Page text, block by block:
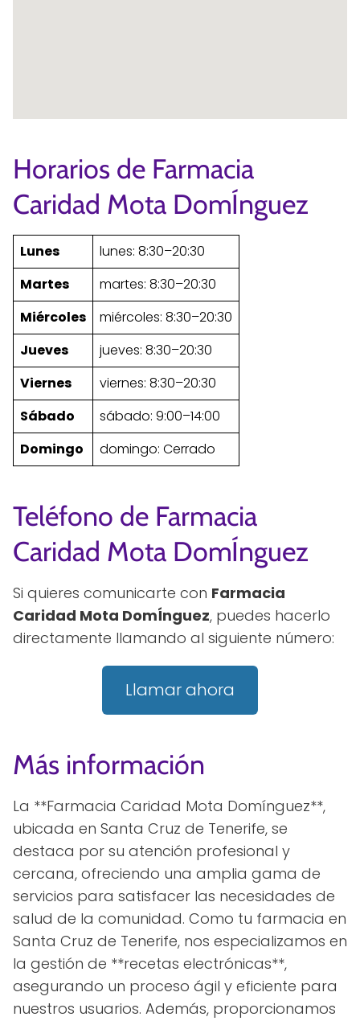
Horarios de Farmacia
Caridad Mota DomÍnguez
Lunes
lunes: 8:30–20:30
Martes
martes: 8:30–20:30
Miércoles
miércoles: 8:30–20:30
Jueves
jueves: 8:30–20:30
Viernes
viernes: 8:30–20:30
Sábado
sábado: 9:00–14:00
Domingo
domingo: Cerrado
Teléfono de Farmacia
Caridad Mota DomÍnguez
Si quieres comunicarte con Farmacia
Caridad Mota DomÍnguez, puedes hacerlo
directamente llamando al siguiente número:
Llamar ahora
Más información
La **Farmacia Caridad Mota Domínguez**,
ubicada en Santa Cruz de Tenerife, se
destaca por su atención profesional y
cercana, ofreciendo una amplia gama de
servicios para satisfacer las necesidades de
salud de la comunidad. Como tu farmacia en
Santa Cruz de Tenerife, nos especializamos en
la gestión de **recetas electrónicas**,
asegurando un proceso ágil y eficiente para
nuestros usuarios. Además, proporcionamos